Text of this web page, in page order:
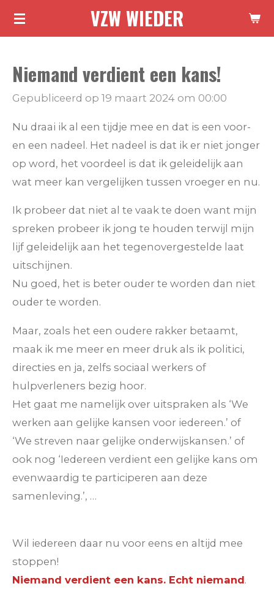
Ga
de
VZW WIEDER
Niemand verdient een kans!
Gepubliceerd op 19 maart 2024 om 00:00
Nu draai ik al een tijdje mee en dat is een voor-
en een nadeel. Het nadeel is dat ik er niet jonger
op word, het voordeel is dat ik geleidelijk aan
wat meer kan vergelijken tussen vroeger en nu.
Ik probeer dat niet al te vaak te doen want mijn
spreken probeer ik jong te houden terwijl mijn
lijf geleidelijk aan het tegenovergestelde laat
uitschijnen.
Nu goed, het is beter ouder te worden dan niet
ouder te worden.
Maar, zoals het een oudere rakker betaamt,
maak ik me meer en meer druk als ik politici,
directies en ja, zelfs sociaal werkers of
hulpverleners bezig hoor.
Het gaat me namelijk over uitspraken als ‘We
werken aan gelijke kansen voor iedereen.’ of
‘We streven naar gelijke onderwijskansen.’ of
ook nog ‘Iedereen verdient een gelijke kans om
evenwaardig te participeren aan deze
samenleving.’, …
Wil iedereen daar nu voor eens en altijd mee
stoppen!
Niemand verdient een kans. Echt niemand.